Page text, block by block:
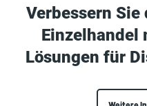
Verbessern
Lösungen für